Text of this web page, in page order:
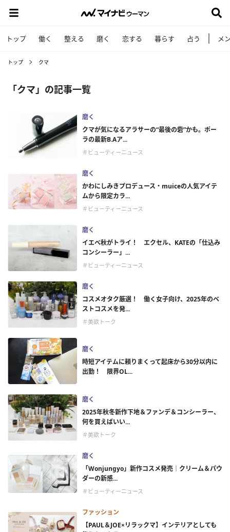
トップ 働く 整える 磨く 恋する 暮らす 占う メ
トップ クマ
「クマ」の記事一覧
磨く
クマが気になるアラサーの“最後の砦”かも。ポー
ラの最新B.Aア...
＃ビューティーニュース
磨く
かわにしみきプロデュース・muiceの人気アイテ
ムから限定カラ...
＃ビューティーニュース
磨く
イエベ秋がトライ！ エクセル、KATEの「仕込み
コンシーラー」...
＃ビューティーニュース
磨く
コスメオタク厳選！ 働く女子向け、2025年のベ
ストコスメを発...
＃美欲トーク
磨く
時短アイテムに頼りまくって起床から30分以内に
出勤！ 限界OL...
磨く
2025年秋冬新作下地＆ファンデ＆コンシーラー、
何を買えばいい...
＃美欲トーク
磨く
「Wonjungyo」新作コスメ発売｜クリーム＆パウ
ダーの新感...
＃ビューティーニュース
ファッション
【PAUL＆JOE×リラックマ】インテリアとしても